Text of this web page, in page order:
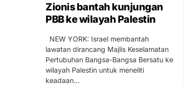
Zionis bantah kunjungan
PBB ke wilayah Palestin
NEW YORK: Israel membantah
lawatan dirancang Majlis Keselamatan
Pertubuhan Bangsa-Bangsa Bersatu ke
wilayah Palestin untuk meneliti
keadaan…